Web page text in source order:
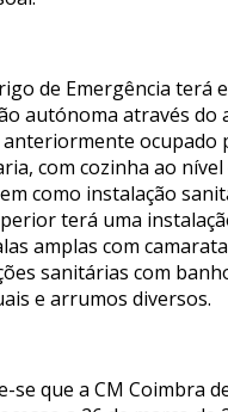
de Emergência terá
autónoma através do
anteriormente ocupado
com cozinha ao
como instalação
terá uma
amplas com
sanitárias com
e arrumos diversos.
se que a CM Coimbra